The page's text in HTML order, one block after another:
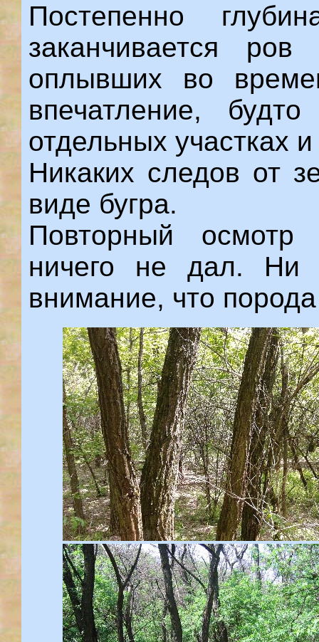
Постепенно
заканчивается
оплывших во
впечатление,
отдельных участках
Никаких следов от
виде бугра.
Повторный осмотр
ничего не дал. Ни
внимание, что